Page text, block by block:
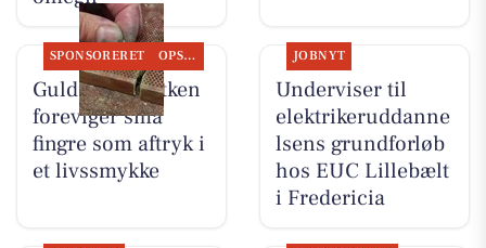
SPONSORERET OPSLAGSTAVLEN
Guldsmed Lütken
foreviger små
fingre som aftryk i
et livssmykke
JOBNYT
Underviser til
elektrikeruddanne
lsens grundforløb
hos EUC Lillebælt
i Fredericia